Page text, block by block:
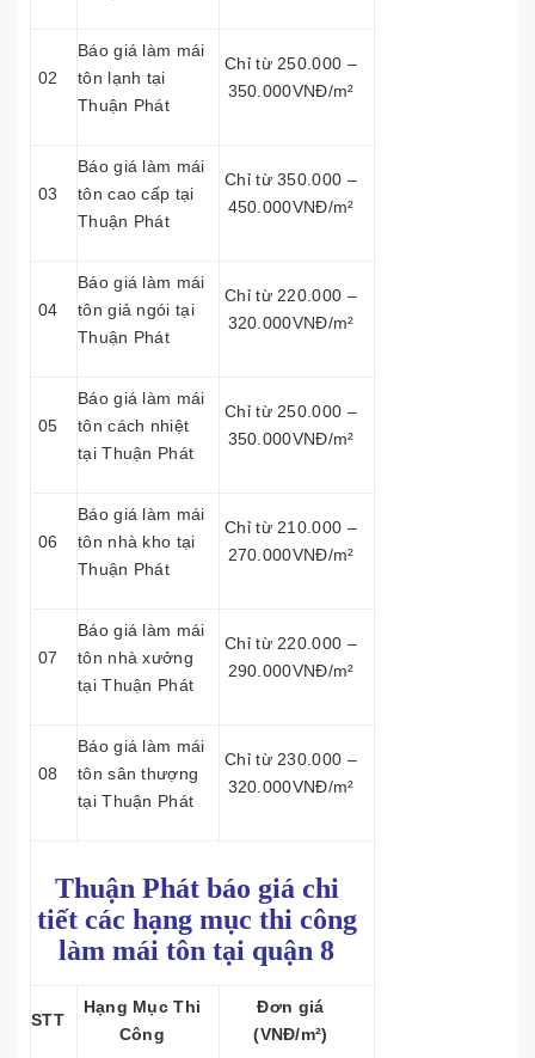
02
Báo giá làm mái
tôn lạnh tại
Thuận Phát
Chỉ từ 250.000 –
350.000VNĐ/m²
03
Báo giá làm mái
tôn cao cấp tại
Thuận Phát
Chỉ từ 350.000 –
450.000VNĐ/m²
04
Báo giá làm mái
tôn giả ngói tại
Thuận Phát
Chỉ từ 220.000 –
320.000VNĐ/m²
05
Báo giá làm mái
tôn cách nhiệt
tại Thuận Phát
Chỉ từ 250.000 –
350.000VNĐ/m²
06
Báo giá làm mái
tôn nhà kho tại
Thuận Phát
Chỉ từ 210.000 –
270.000VNĐ/m²
07
Báo giá làm mái
tôn nhà xưởng
tại Thuận Phát
Chỉ từ 220.000 –
290.000VNĐ/m²
08
Báo giá làm mái
tôn sân thượng
tại Thuận Phát
Chỉ từ 230.000 –
320.000VNĐ/m²
Thuận Phát báo giá chi
tiết các hạng mục thi công
làm mái tôn tại quận 8
STT
Hạng Mục Thi
Công
Đơn giá
(VNĐ/m²)